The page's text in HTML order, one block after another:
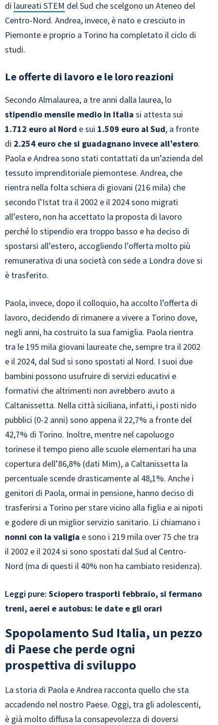
di laureati STEM del Sud che scelgono un Ateneo del
Centro-Nord. Andrea, invece, è nato e cresciuto in
Piemonte e proprio a Torino ha completato il ciclo di
studi.
Le offerte di lavoro e le loro reazioni
Secondo Almalaurea, a tre anni dalla laurea, lo
stipendio mensile medio in Italia si attesta sui
1.712 euro al Nord e sui 1.509 euro al Sud, a fronte
di 2.254 euro che si guadagnano invece all’estero.
Paola e Andrea sono stati contattati da un’azienda del
tessuto imprenditoriale piemontese. Andrea, che
rientra nella folta schiera di giovani (216 mila) che
secondo l’Istat tra il 2002 e il 2024 sono migrati
all’estero, non ha accettato la proposta di lavoro
perché lo stipendio era troppo basso e ha deciso di
spostarsi all’estero, accogliendo l’offerta molto più
remunerativa di una società con sede a Londra dove si
è trasferito.
Paola, invece, dopo il colloquio, ha accolto l’offerta di
lavoro, decidendo di rimanere a vivere a Torino dove,
negli anni, ha costruito la sua famiglia. Paola rientra
tra le 195 mila giovani laureate che, sempre tra il 2002
e il 2024, dal Sud si sono spostati al Nord. I suoi due
bambini possono usufruire di servizi educativi e
formativi che altrimenti non avrebbero avuto a
Caltanissetta. Nella città siciliana, infatti, i posti nido
pubblici (0-2 anni) sono appena il 22,7% a fronte del
42,7% di Torino. Inoltre, mentre nel capoluogo
torinese il tempo pieno alle scuole elementari ha una
copertura dell’86,8% (dati Mim), a Caltanissetta la
percentuale scende drasticamente al 48,1%. Anche i
genitori di Paola, ormai in pensione, hanno deciso di
trasferirsi a Torino per stare vicino alla figlia e ai nipoti
e godere di un miglior servizio sanitario. Li chiamano i
nonni con la valigia e sono i 219 mila over 75 che tra
il 2002 e il 2024 si sono spostati dal Sud al Centro-
Nord (ma di questi il 40% non ha cambiato residenza).
Leggi pure: Sciopero trasporti febbraio, si fermano
treni, aerei e autobus: le date e gli orari
Spopolamento Sud Italia, un pezzo
di Paese che perde ogni
prospettiva di sviluppo
La storia di Paola e Andrea racconta quello che sta
accadendo nel nostro Paese. Oggi, tra gli adolescenti,
è già molto diffusa la consapevolezza di doversi